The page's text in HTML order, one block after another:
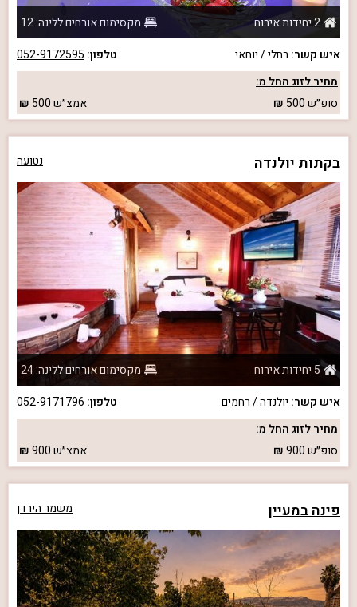
2 יחידות אירוח
מקסימום אורחים ללינה: 12
איש קשר: רחלי / יוחאי טלפון: 052-9172595
מחיר לזוג החל מ:
סופ״ש500 אמצ״ש500
בקתות יולנדה נטועה
5 יחידות אירוח
מקסימום אורחים ללינה: 24
איש קשר: יולנדה / רחמים טלפון: 052-9171796
מחיר לזוג החל מ:
סופ״ש900 אמצ״ש900
פינה במעיין משמר הירדן